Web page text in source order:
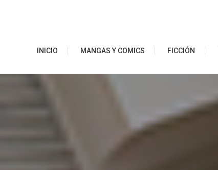
Ibero Librerías
INICIO MANGAS Y COMICS FICCIÓN